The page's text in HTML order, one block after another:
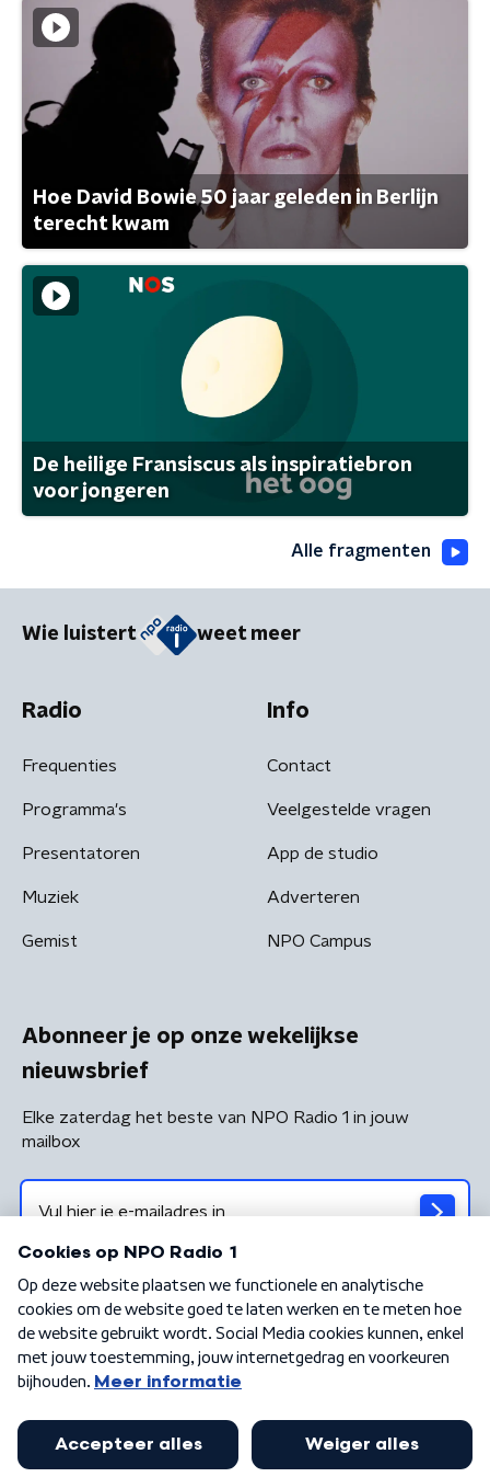
Hoe David Bowie 50 jaar geleden in Berlijn
terecht kwam
De heilige Fransiscus als inspiratiebron
voor jongeren
Alle fragmenten
Wie luistert weet meer
Radio
Frequenties
Programma's
Presentatoren
Muziek
Gemist
Info
Contact
Veelgestelde vragen
App de studio
Adverteren
NPO Campus
Abonneer je op onze wekelijkse
nieuwsbrief
Elke zaterdag het beste van NPO Radio 1 in jouw
mailbox
Algemene voorwaarden